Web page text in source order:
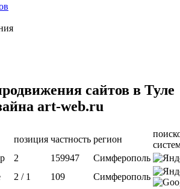
сайтов в Туле
art-web.ru
позиция частность регион
2 159947
Симферополь
2 / 1 109
Симферополь